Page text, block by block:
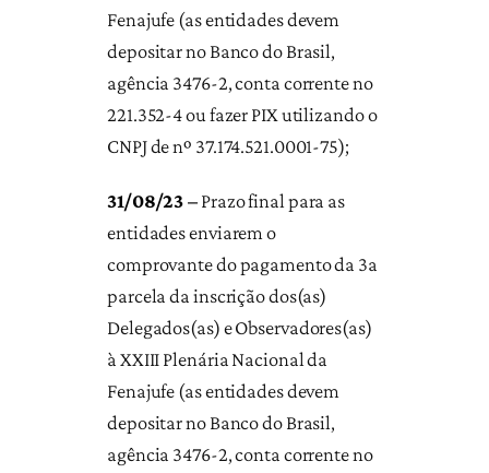
Fenajufe (as entidades devem
depositar no Banco do Brasil,
agência 3476-2, conta corrente no
221.352-4 ou fazer PIX utilizando o
CNPJ de nº 37.174.521.0001-75);
31/08/23 –Prazo final para as
entidades enviarem o
comprovante do pagamento da 3a
parcela da inscrição dos(as)
Delegados(as) e Observadores(as)
à XXIII Plenária Nacional da
Fenajufe (as entidades devem
depositar no Banco do Brasil,
agência 3476-2, conta corrente no